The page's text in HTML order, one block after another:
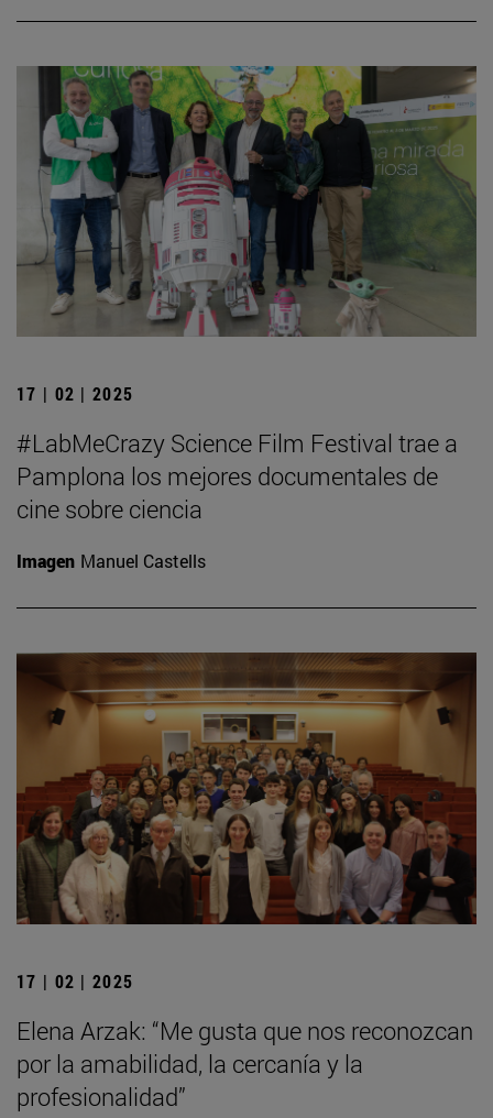
17 | 02 | 2025
#LabMeCrazy Science Film Festival trae a
Pamplona los mejores documentales de
cine sobre ciencia
Imagen Manuel Castells
17 | 02 | 2025
Elena Arzak: “Me gusta que nos reconozcan
por la amabilidad, la cercanía y la
profesionalidad”